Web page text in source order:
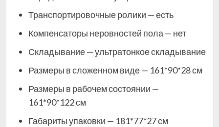
Транспортировочные ролики — есть
Компенсаторы неровностей пола — нет
Складывание — ультратонкое складывание
Размеры в сложенном виде — 161*90*28 см
Размеры в рабочем состоянии —
161*90*122 см
Габариты упаковки — 181*77*27 см